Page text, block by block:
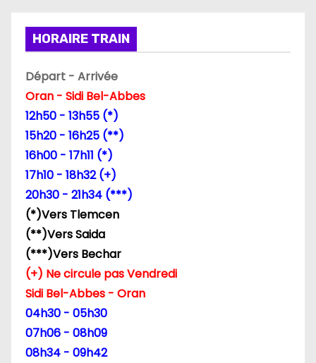
o
n
d
e
a
r
t
c
HORAIRE TRAIN
Départ - Arrivée
Oran - Sidi Bel-Abbes
12h50 - 13h55 (*)
15h20 - 16h25 (**)
16h00 - 17h11 (*)
17h10 - 18h32 (+)
20h30 - 21h34 (***)
(*)Vers Tlemcen
(**)Vers Saida
(***)Vers Bechar
(+) Ne circule pas Vendredi
Sidi Bel-Abbes - Oran
04h30 - 05h30
07h06 - 08h09
08h34 - 09h42